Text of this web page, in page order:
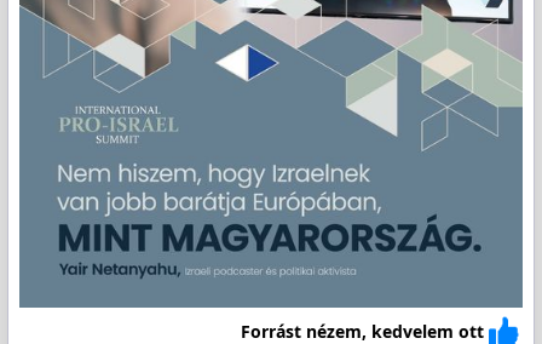
Forrást nézem, kedvelem ott